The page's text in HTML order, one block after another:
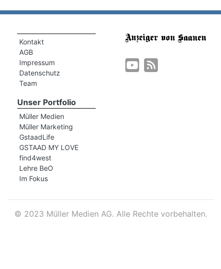
Kontakt
AGB
Impressum
Datenschutz
Team
Unser Portfolio
Müller Medien
Müller Marketing
GstaadLife
GSTAAD MY LOVE
find4west
Lehre BeO
Im Fokus
© 2023 Müller Medien AG. Alle Rechte vorbehalten.